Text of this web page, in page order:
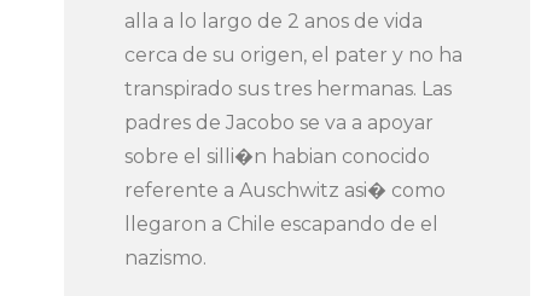
alla a lo largo de 2 anos de vida
cerca de su origen, el pater y no ha
transpirado sus tres hermanas. Las
padres de Jacobo se va a apoyar
sobre el silli�n habian conocido
referente a Auschwitz asi� como
llegaron a Chile escapando de el
nazismo.